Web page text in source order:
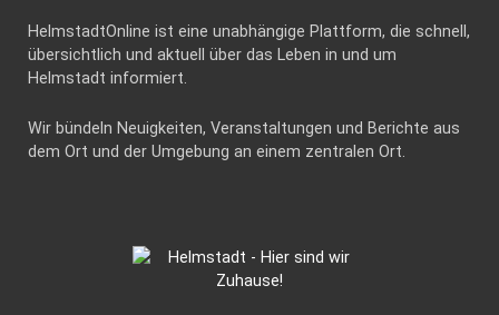
HelmstadtOnline ist eine unabhängige Plattform, die schnell,
übersichtlich und aktuell über das Leben in und um
Helmstadt informiert.
Wir bündeln Neuigkeiten, Veranstaltungen und Berichte aus
dem Ort und der Umgebung an einem zentralen Ort.